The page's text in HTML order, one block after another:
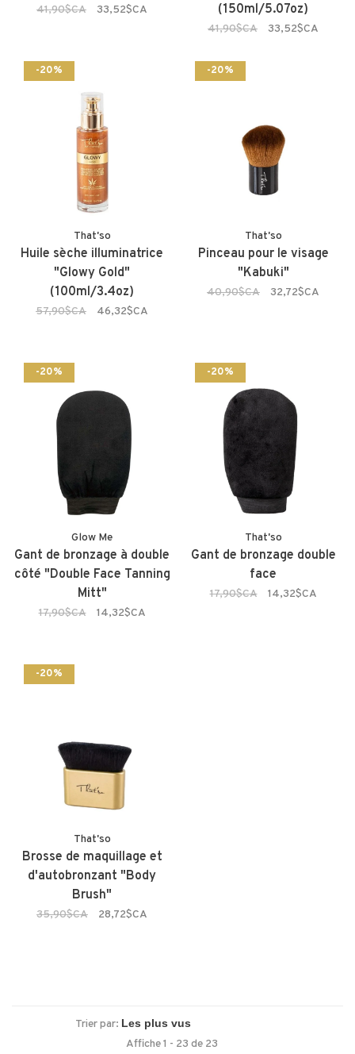
41,90$CA 33,52$CA
(150ml/5.07oz)
41,90$CA 33,52$CA
-20%
That'so
Huile sèche illuminatrice
"Glowy Gold"
(100ml/3.4oz)
57,90$CA 46,32$CA
-20%
That'so
Pinceau pour le visage
"Kabuki"
40,90$CA 32,72$CA
-20%
Glow Me
Gant de bronzage à double
côté "Double Face Tanning
Mitt"
17,90$CA 14,32$CA
-20%
That'so
Gant de bronzage double
face
17,90$CA 14,32$CA
-20%
That'so
Brosse de maquillage et
d'autobronzant "Body
Brush"
35,90$CA 28,72$CA
Trier par:
Affiche 1 - 23 de 23